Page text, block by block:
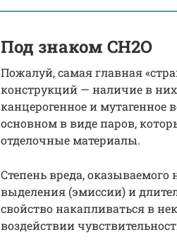
Под знаком CH2O
Пожалуй, самая главная
конструкций — наличие в
канцерогенное и мутагенное
основном в виде паров,
отделочные материалы.
Степень вреда,
выделения (эмиссии) и
свойство накапливаться в
воздействии